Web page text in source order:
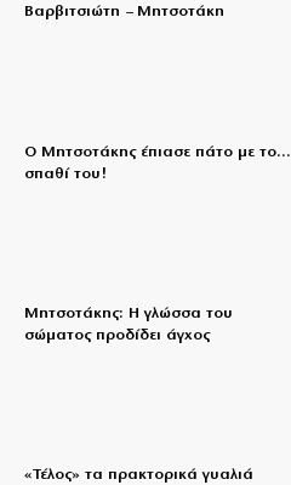
Βαρβιτσιώτη – Μητσοτάκη
Ο Μητσοτάκης έπιασε πάτο με το…
σπαθί του!
Μητσοτάκης: Η γλώσσα του
σώματος προδίδει άγχος
«Τέλος» τα πρακτορικά γυαλιά